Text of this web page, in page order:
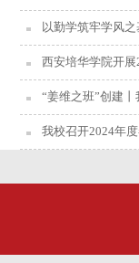
以勤学筑牢学风之基 以实干书
西安培华学院开展
“姜维之班”创建丨
我校召开2024年度